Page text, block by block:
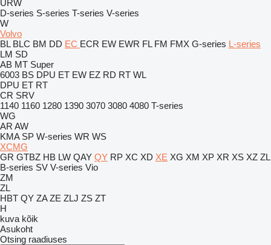
URW
D-series S-series T-series V-series
W
Volvo
BL BLC BM DD EC ECR EW EWR FL FM FMX G-series L-series
LM SD
AB MT Super
6003 BS DPU ET EW EZ RD RT WL
DPU ET RT
CR SRV
1140 1160 1280 1390 3070 3080 4080 T-series
WG
AR AW
KMA SP W-series WR WS
XCMG
GR GTBZ HB LW QAY QY RP XC XD XE XG XM XP XR XS XZ ZL
B-series SV V-series Vio
ZM
ZL
HBT QY ZA ZE ZLJ ZS ZT
H
kuva kõik
Asukoht
Otsing raadiuses